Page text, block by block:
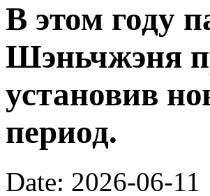
В этом году
Шэньчжэня
установив
период.
Date: 2026-06-11